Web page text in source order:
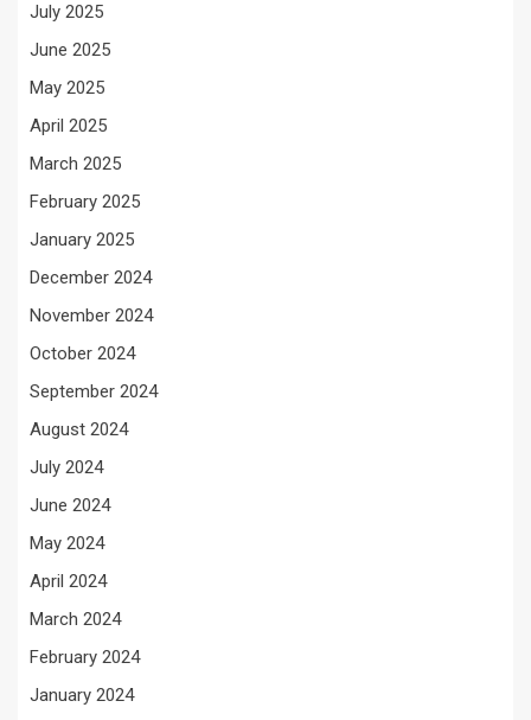
July 2025
June 2025
May 2025
April 2025
March 2025
February 2025
January 2025
December 2024
November 2024
October 2024
September 2024
August 2024
July 2024
June 2024
May 2024
April 2024
March 2024
February 2024
January 2024